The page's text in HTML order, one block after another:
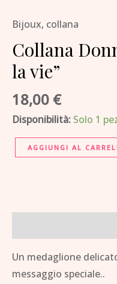
Bijoux, collana
Collana
la vie”
18,00 €
Disponibilità: Solo 1
ciondolo
"c'est
la
vie"
quantità
AGGIUNGI AL
Un medaglione
messaggio speciale..
disattiva
disattiva